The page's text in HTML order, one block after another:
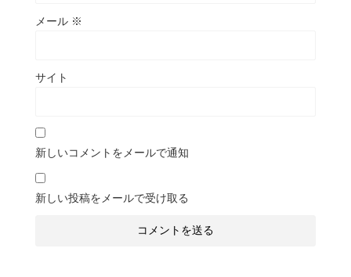
メール ※
サイト
新しいコメントをメールで通知
新しい投稿をメールで受け取る